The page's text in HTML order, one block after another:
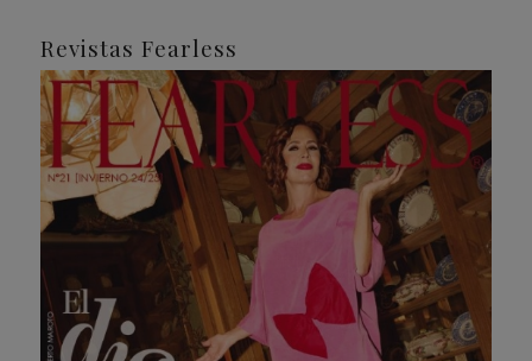
Revistas Fearless